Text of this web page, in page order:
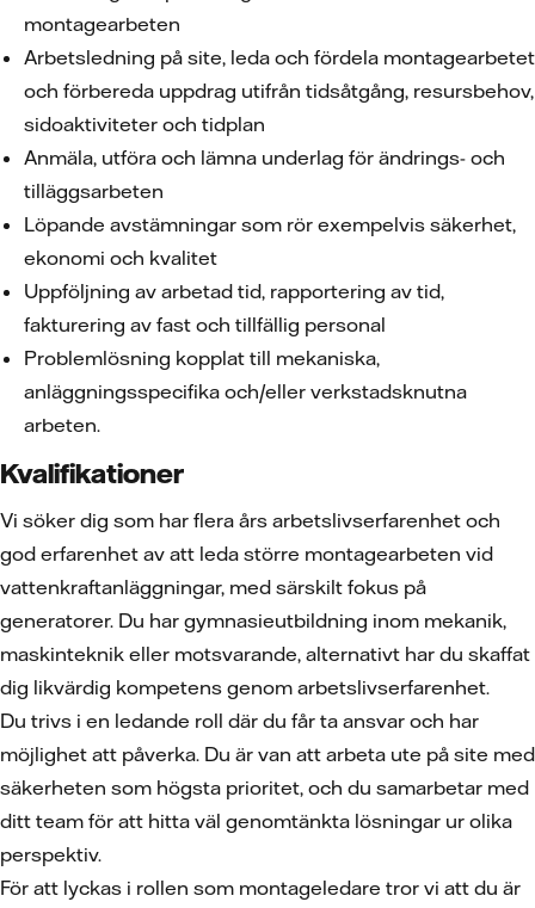
montagearbeten
Arbetsledning på site, leda och fördela montagearbetet
och förbereda uppdrag utifrån tidsåtgång, resursbehov,
sidoaktiviteter och tidplan
Anmäla, utföra och lämna underlag för ändrings- och
tilläggsarbeten
Löpande avstämningar som rör exempelvis säkerhet,
ekonomi och kvalitet
Uppföljning av arbetad tid, rapportering av tid,
fakturering av fast och tillfällig personal
Problemlösning kopplat till mekaniska,
anläggningsspecifika och/eller verkstadsknutna
arbeten.
Kvalifikationer
Vi söker dig som har flera års arbetslivserfarenhet och
god erfarenhet av att leda större montagearbeten vid
vattenkraftanläggningar, med särskilt fokus på
generatorer. Du har gymnasieutbildning inom mekanik,
maskinteknik eller motsvarande, alternativt har du skaffat
dig likvärdig kompetens genom arbetslivserfarenhet.
Du trivs i en ledande roll där du får ta ansvar och har
möjlighet att påverka. Du är van att arbeta ute på site med
säkerheten som högsta prioritet, och du samarbetar med
ditt team för att hitta väl genomtänkta lösningar ur olika
perspektiv.
För att lyckas i rollen som montageledare tror vi att du är